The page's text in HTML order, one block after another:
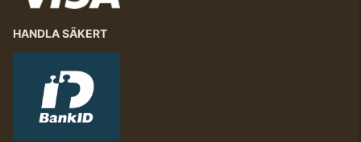
HANDLA SÄKERT